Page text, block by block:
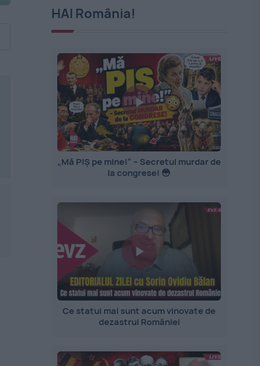
HAI România!
„Mă PIȘ pe mine!” – Secretul murdar de
la congrese! 😳
Ce statui mai sunt acum vinovate de
dezastrul României